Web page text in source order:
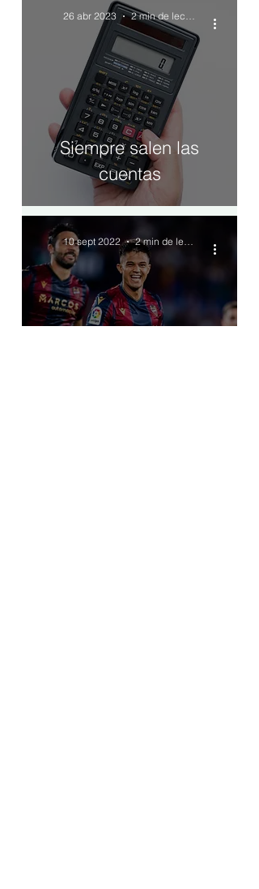
Siempre salen las
cuentas
26 abr 2023 2 min de lectura
10 sept 2022 2 min de lectura